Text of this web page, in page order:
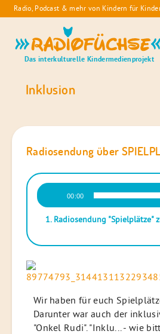
Skip
to
Radio, Podcast & mehr von Kindern für
Radiofüchse
Das interkulturelle Kindermedienprojekt
Inklusion
Radiosendung über
Audio-
Player
00:00
Wir haben für euch
Darunter war auch der
"Onkel Rudi". "Inklu... - wie